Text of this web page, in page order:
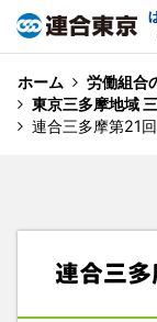
ホーム 労働組合
東京三多摩地域
連合三多摩第21
連合三